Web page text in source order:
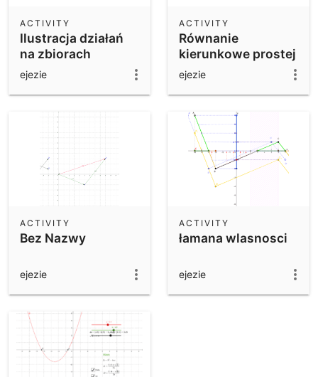
Ilustracja działań
na zbiorach
ACTIVITY
ejezie
Równanie
kierunkowe prostej
ACTIVITY
ejezie
Bez Nazwy
ACTIVITY
ejezie
łamana wlasnosci
ACTIVITY
ejezie